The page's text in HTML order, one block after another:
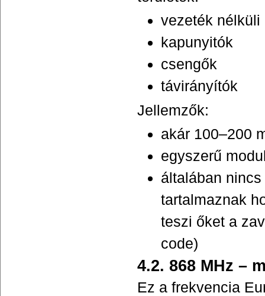
vezeték nélküli
kapunyitók
csengők
távirányítók
Jellemzők:
akár 100–200
egyszerű
általában
tartalmaznak
teszi őket a
code)
4.2. 868 MHz –
Ez a frekvencia